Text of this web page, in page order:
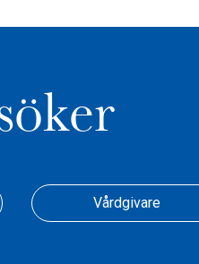
Vårdgivare